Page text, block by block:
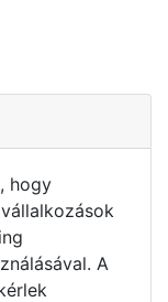
hogy
A